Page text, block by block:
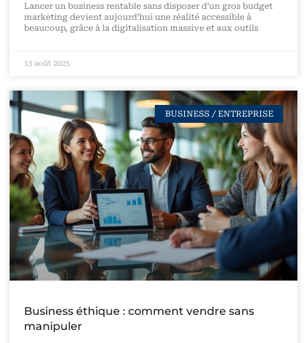
Lancer un business rentable sans disposer d’un gros budget
marketing devient aujourd’hui une réalité accessible à
beaucoup, grâce à la digitalisation massive et aux outils
13 août 2025
BUSINESS / ENTREPRISE
Business éthique : comment vendre sans
manipuler